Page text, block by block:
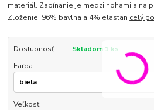
materiál. Zapínanie je medzi nohami a na
Zloženie: 96% bavlna a 4% elastan celý
Dostupnosť
Skladom 1 ks
Farba
Veľkosť